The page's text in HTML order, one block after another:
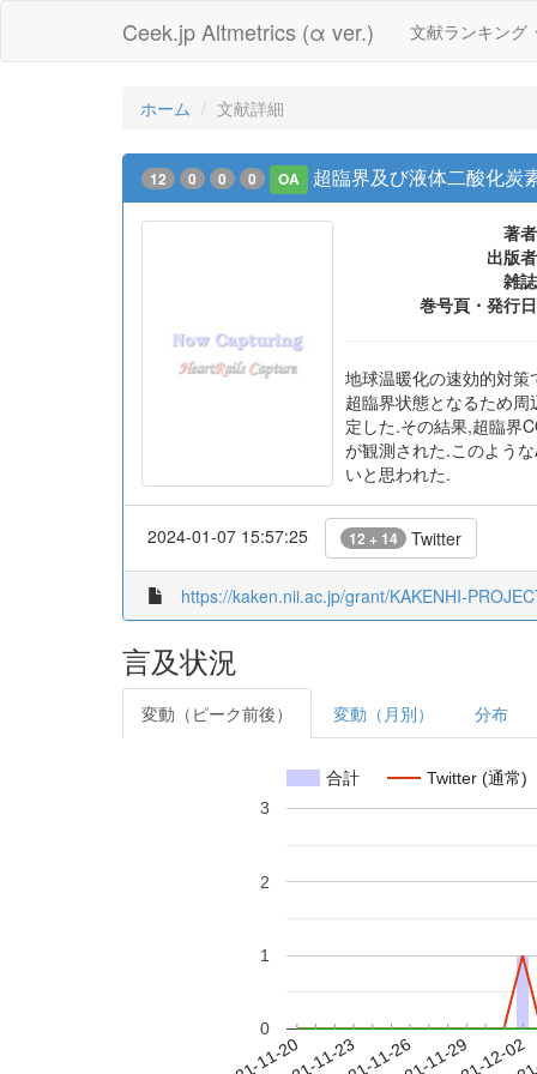
Ceek.jp Altmetrics (α ver.) 文献ランキング
ホーム 文献詳細
12 0 0 0 OA 超臨界及び液体二酸化炭
著者
出版者
雑誌
巻号頁・発行日
地球温暖化の速効的対
超臨界状態となるため
定した.その結果,超臨界
が観測された.このよう
いと思われた.
2024-01-07 15:57:25 12 + 14 Twitter
https://kaken.nii.ac.jp/grant/KAKENHI-
言及状況
変動（ピーク前後） 変動（月別） 分布
合計 Twitter (通常)
0
1
2
3